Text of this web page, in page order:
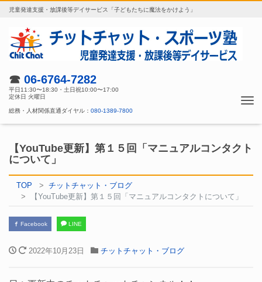
児童発達支援・放課後等デイサービス「子どもたちに魔法をかけよう」
☎ 06-6764-7282
平日11:30〜18:30・土日祝10:00〜17:00
定休日 火曜日
総務・人材関係直通ダイヤル： 080-1389-7800
【YouTube更新】第１５回「マニュアルコンタクト
について」
TOP
チットチャット・ブログ
【YouTube更新】第１５回「マニュアルコンタクトについて」
Facebook LINE
2022年10月23日 チットチャット・ブログ